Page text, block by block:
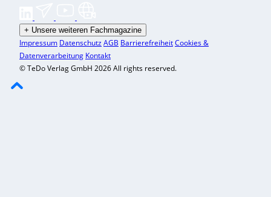
+ Unsere weiteren Fachmagazine
Impressum DatenschutzAGB BarrierefreiheitCookies &
Datenverarbeitung Kontakt
© TeDo Verlag GmbH 2026 All rights reserved.